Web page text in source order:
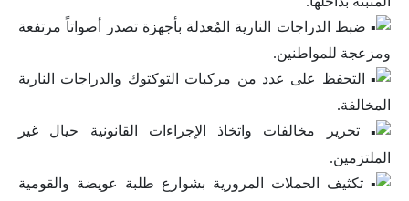
ضبط الدراجات النارية المُعدلة بأجهزة تصدر أصواتاً مرتفعة
ومزعجة للمواطنين.
التحفظ على عدد من مركبات التوكتوك والدراجات النارية
المخالفة.
تحرير مخالفات واتخاذ الإجراءات القانونية حيال غير
الملتزمين.
تكثيف الحملات المرورية بشوارع طلبة عويضة والقومية